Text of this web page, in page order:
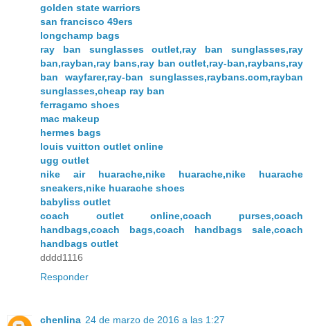
golden state warriors
san francisco 49ers
longchamp bags
ray ban sunglasses outlet,ray ban sunglasses,ray
ban,rayban,ray bans,ray ban outlet,ray-ban,raybans,ray
ban wayfarer,ray-ban sunglasses,raybans.com,rayban
sunglasses,cheap ray ban
ferragamo shoes
mac makeup
hermes bags
louis vuitton outlet online
ugg outlet
nike air huarache,nike huarache,nike huarache
sneakers,nike huarache shoes
babyliss outlet
coach outlet online,coach purses,coach
handbags,coach bags,coach handbags sale,coach
handbags outlet
dddd1116
Responder
chenlina 24 de marzo de 2016 a las 1:27